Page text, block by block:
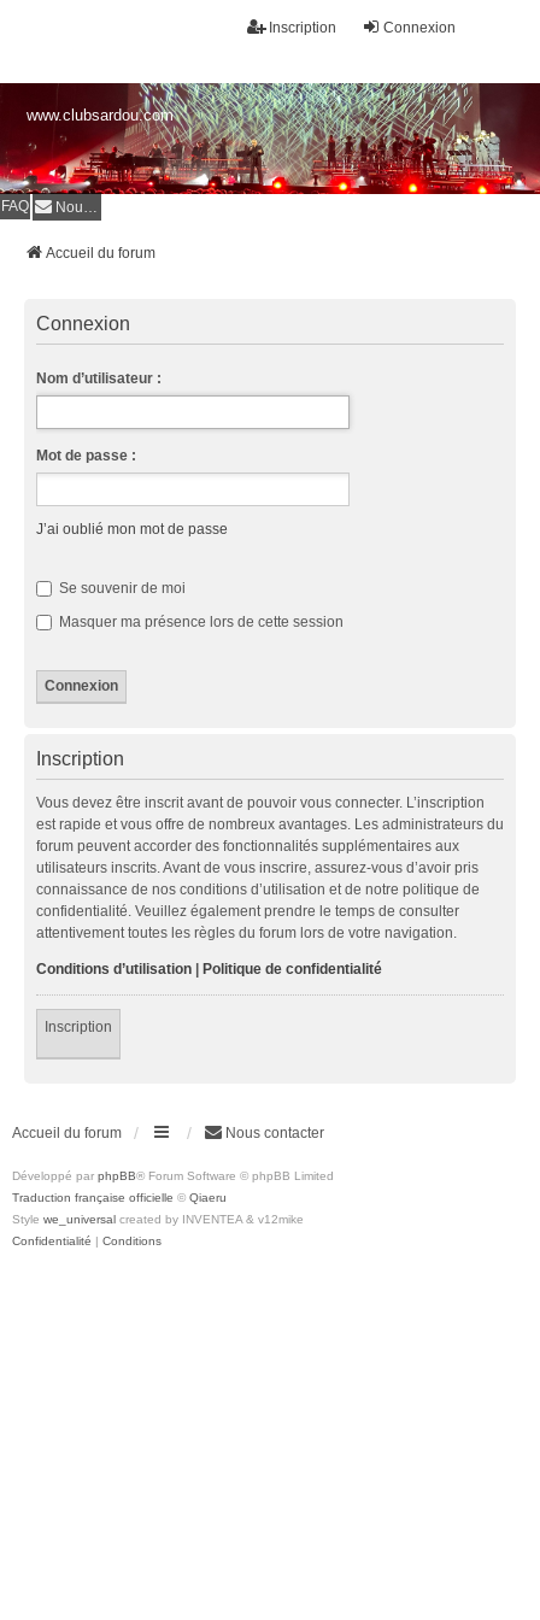
Connexion
Inscription
www.clubsardou.com
FAQ Nous contacter
Accueil du forum
Connexion
Nom d’utilisateur :
Mot de passe :
J’ai oublié mon mot de passe
Se souvenir de moi
Masquer ma présence lors de cette session
Inscription
Vous devez être inscrit avant de pouvoir vous connecter. L’inscription
est rapide et vous offre de nombreux avantages. Les administrateurs du
forum peuvent accorder des fonctionnalités supplémentaires aux
utilisateurs inscrits. Avant de vous inscrire, assurez-vous d’avoir pris
connaissance de nos conditions d’utilisation et de notre politique de
confidentialité. Veuillez également prendre le temps de consulter
attentivement toutes les règles du forum lors de votre navigation.
Conditions d’utilisation | Politique de confidentialité
Inscription
Accueil du forum Nous contacter
Développé par phpBB® Forum Software © phpBB Limited
Traduction française officielle © Qiaeru
Style we_universal created by INVENTEA & v12mike
Confidentialité | Conditions